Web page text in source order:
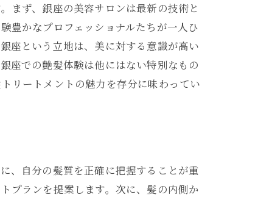
まず、銀座の美容サロンは最新の技術と
豊かなプロフェッショナルたちが一人ひ
座という立地は、美に対する意識が高い
座での艶髪体験は他にはない特別なもの
リートメントの魅力を存分に味わってい
、自分の髪質を正確に把握することが重
プランを提案します。次に、髪の内側か